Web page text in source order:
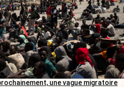
une vague migratoire